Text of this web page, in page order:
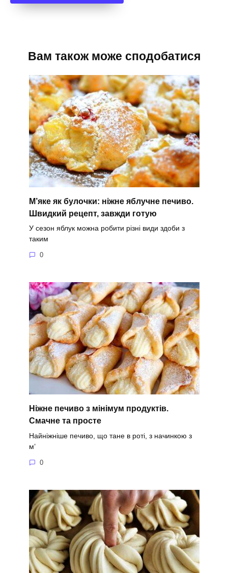
Вам також може сподобатися
М’яке як булочки: ніжне яблучне печиво.
Швидкий рецепт, завжди готую
У сезон яблук можна робити різні види здоби з
таким
0
Ніжне печиво з мінімум продуктів.
Смачне та просте
Найніжніше печиво, що тане в роті, з начинкою з
м’
0